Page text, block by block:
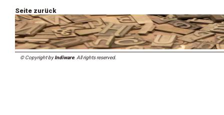
Seite zurück
© Copyright byIndiware. All rights reserved.